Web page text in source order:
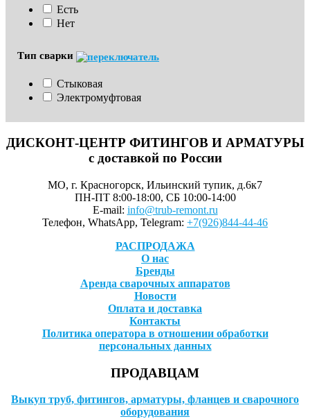
Есть
Нет
Тип сварки
Стыковая
Электромуфтовая
ДИСКОНТ-ЦЕНТР ФИТИНГОВ И АРМАТУРЫ
с доставкой по России
МО, г. Красногорск, Ильинский тупик, д.6к7
ПН-ПТ 8:00-18:00, СБ 10:00-14:00
E-mail: info@trub-remont.ru
Телефон, WhatsApp, Telegram: +7(926)844-44-46
РАСПРОДАЖА
О нас
Бренды
Аренда сварочных аппаратов
Новости
Оплата и доставка
Контакты
Политика оператора в отношении обработки
персональных данных
ПРОДАВЦАМ
Выкуп труб, фитингов, арматуры, фланцев и сварочного
оборудования